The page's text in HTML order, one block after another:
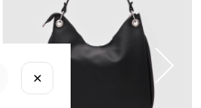
(0)
ve şık bir çanta
✕